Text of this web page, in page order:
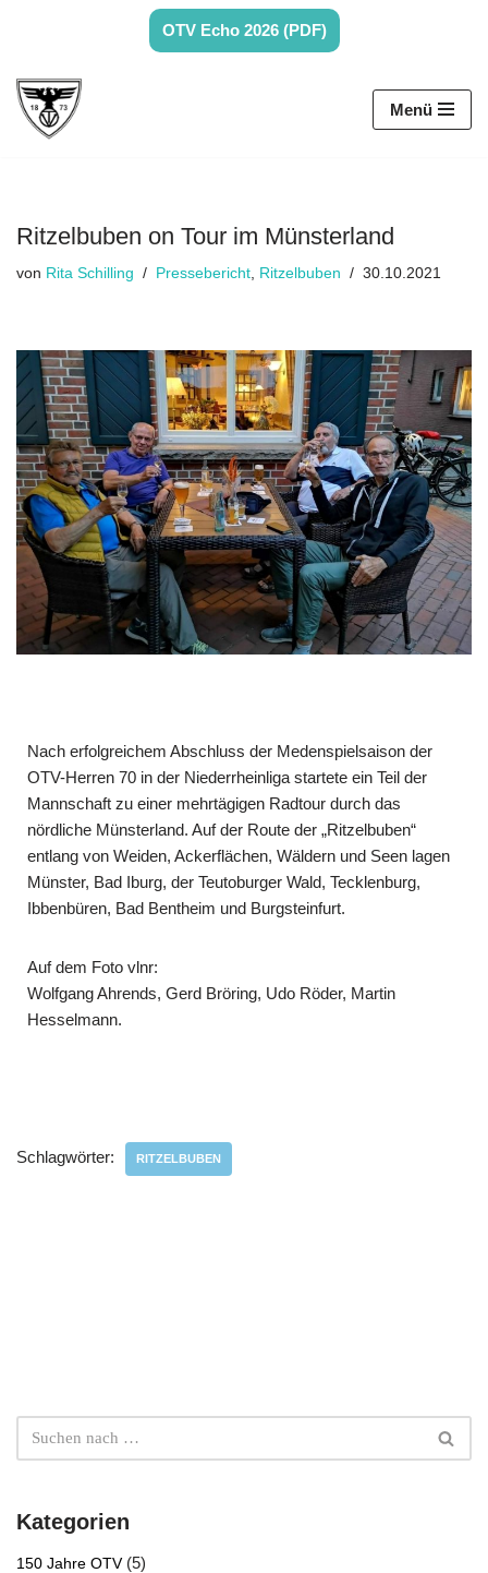
Inhalt
springen
OTV Echo 2026 (PDF)
Menü
Ritzelbuben on Tour im Münsterland
von Rita Schilling Pressebericht, Ritzelbuben 30.10.2021
Nach erfolgreichem Abschluss der Medenspielsaison der
OTV-Herren 70 in der Niederrheinliga startete ein Teil der
Mannschaft zu einer mehrtägigen Radtour durch das
nördliche Münsterland. Auf der Route der „Ritzelbuben“
entlang von Weiden, Ackerflächen, Wäldern und Seen lagen
Münster, Bad Iburg, der Teuto­burger Wald, Tecklenburg,
Ibbenbüren, Bad Bentheim und Burgsteinfurt.
Auf dem Foto vlnr:
Wolfgang Ahrends, Gerd Bröring, Udo Röder, Martin
Hesselmann.
Schlagwörter: RITZELBUBEN
Kategorien
150 Jahre OTV(5)